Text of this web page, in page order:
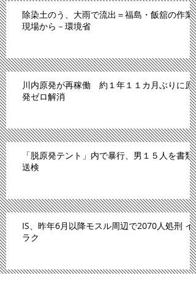
除染土のう、大雨で流出＝福島・飯舘の作業
現場から－環境省
川内原発が再稼働 約１年１１カ月ぶりに原
発ゼロ解消
「脱原発テント」内で暴行、男１５人を書類
送検
IS、昨年6月以降モスル周辺で2070人処刑 イ
ラク